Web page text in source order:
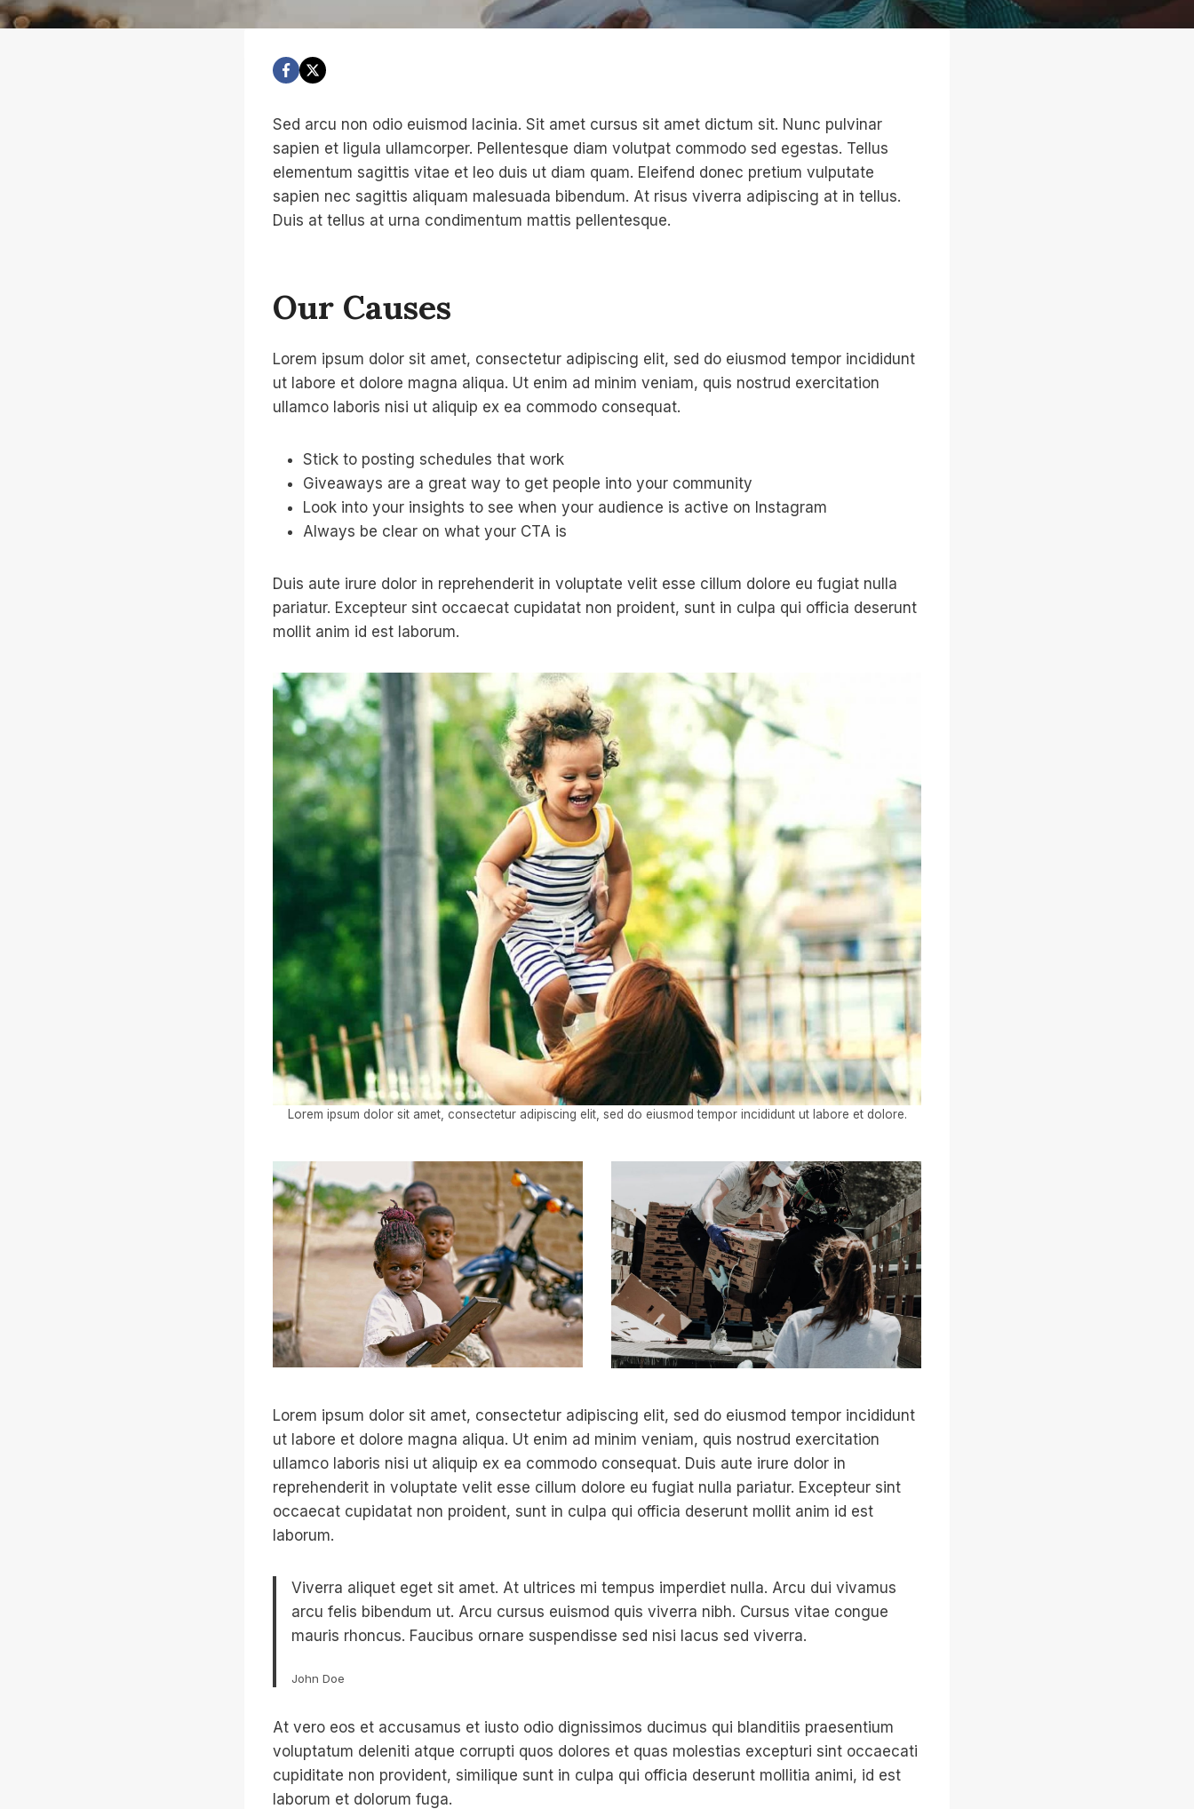
Sed arcu non odio euismod lacinia. Sit amet cursus sit amet dictum sit. Nunc pulvinar
sapien et ligula ullamcorper. Pellentesque diam volutpat commodo sed egestas. Tellus
elementum sagittis vitae et leo duis ut diam quam. Eleifend donec pretium vulputate
sapien nec sagittis aliquam malesuada bibendum. At risus viverra adipiscing at in tellus.
Duis at tellus at urna condimentum mattis pellentesque.
Our Causes
Lorem ipsum dolor sit amet, consectetur adipiscing elit, sed do eiusmod tempor incididunt
ut labore et dolore magna aliqua. Ut enim ad minim veniam, quis nostrud exercitation
ullamco laboris nisi ut aliquip ex ea commodo consequat.
Stick to posting schedules that work
Giveaways are a great way to get people into your community
Look into your insights to see when your audience is active on Instagram
Always be clear on what your CTA is
Duis aute irure dolor in reprehenderit in voluptate velit esse cillum dolore eu fugiat nulla
pariatur. Excepteur sint occaecat cupidatat non proident, sunt in culpa qui officia deserunt
mollit anim id est laborum.
Lorem ipsum dolor sit amet, consectetur adipiscing elit, sed do eiusmod tempor incididunt ut labore et dolore.
Lorem ipsum dolor sit amet, consectetur adipiscing elit, sed do eiusmod tempor incididunt
ut labore et dolore magna aliqua. Ut enim ad minim veniam, quis nostrud exercitation
ullamco laboris nisi ut aliquip ex ea commodo consequat. Duis aute irure dolor in
reprehenderit in voluptate velit esse cillum dolore eu fugiat nulla pariatur. Excepteur sint
occaecat cupidatat non proident, sunt in culpa qui officia deserunt mollit anim id est
laborum.
Viverra aliquet eget sit amet. At ultrices mi tempus imperdiet nulla. Arcu dui vivamus
arcu felis bibendum ut. Arcu cursus euismod quis viverra nibh. Cursus vitae congue
mauris rhoncus. Faucibus ornare suspendisse sed nisi lacus sed viverra.
John Doe
At vero eos et accusamus et iusto odio dignissimos ducimus qui blanditiis praesentium
voluptatum deleniti atque corrupti quos dolores et quas molestias excepturi sint occaecati
cupiditate non provident, similique sunt in culpa qui officia deserunt mollitia animi, id est
laborum et dolorum fuga.